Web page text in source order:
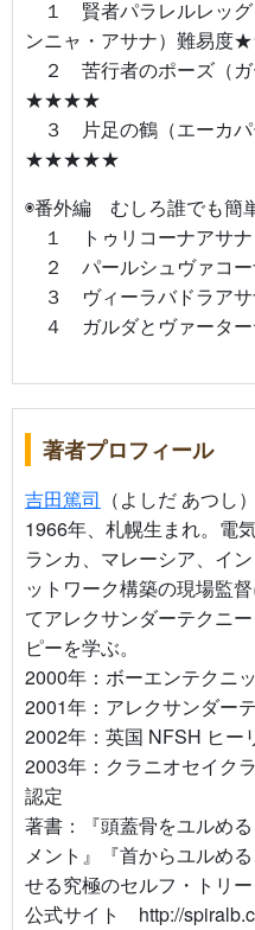
１ 賢者パラレルレッグ
ンニャ・アサナ）難易
２ 苦行者のポーズ（ガ
★★★★
３ 片足の鶴（エーカパ
★★★★★
◉番外編 むしろ誰でも簡
１ トゥリコーナアサナ
２ パールシュヴァコー
３ ヴィーラバドラアサ
４ ガルダとヴァーター
著者プロフィール
吉田篤司 （よしだ あつし）
1966年、札幌生まれ。電
ランカ、マレーシア、イ
ットワーク構築の現場監
てアレクサンダーテクニ
ピーを学ぶ。
2000年：ボーエンテクニ
2001年：アレクサンダー
2002年：英国 NFSH ヒー
2003年：クラニオセイク
認定
著書：『頭蓋骨をユルめ
メント』『首からユルめ
せる究極のセルフ・トリ
公式サイト http://